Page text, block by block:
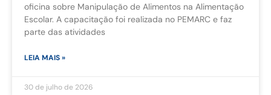
oficina sobre Manipulação de Alimentos na Alimentação
Escolar. A capacitação foi realizada no PEMARC e faz
parte das atividades
LEIA MAIS »
30 de julho de 2026